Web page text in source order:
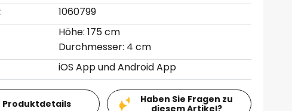
1060799
Höhe: 175 cm
Durchmesser: 4 cm
iOS App und Android App
Produktdetails
Haben Sie Fragen zu
diesem Artikel?